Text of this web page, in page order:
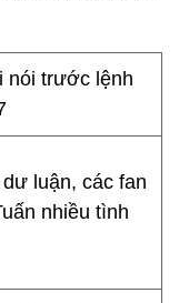
luận, các fan
nhiều tình